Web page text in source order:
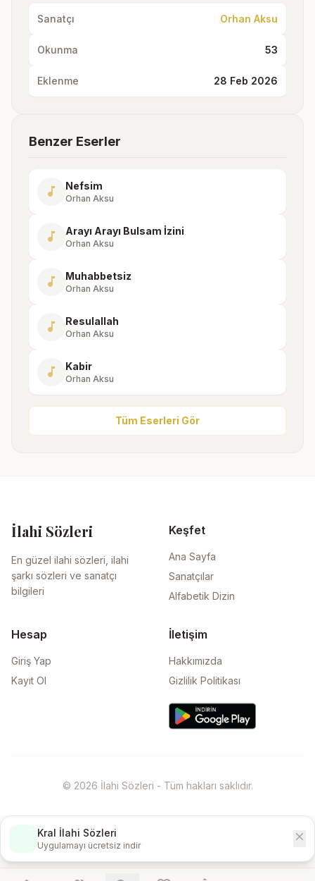
Sanatçı Orhan Aksu
Okunma 53
Eklenme 28 Feb 2026
Benzer Eserler
music_note Nefsim
Orhan Aksu
music_note Arayı Arayı Bulsam İzini
Orhan Aksu
music_note Muhabbetsiz
Orhan Aksu
music_note Resulallah
Orhan Aksu
music_note Kabir
Orhan Aksu
Tüm Eserleri Gör
İlahi Sözleri
En güzel ilahi sözleri, ilahi
şarkı sözleri ve sanatçı
bilgileri
Keşfet
Ana Sayfa
Sanatçılar
Alfabetik Dizin
Hesap
Giriş Yap
Kayıt Ol
İletişim
Hakkımızda
Gizlilik Politikası
© 2026 İlahi Sözleri - Tüm hakları saklıdır.
Kral İlahi Sözleri
Uygulamayı ücretsiz indir
close